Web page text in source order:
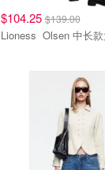
$104.25$139.00
Lioness Olsen 中